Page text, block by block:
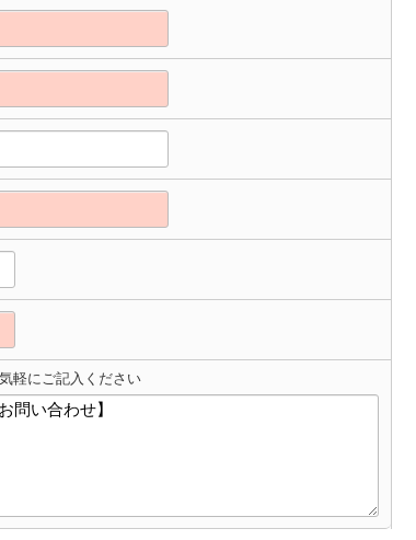
軽にご記入ください